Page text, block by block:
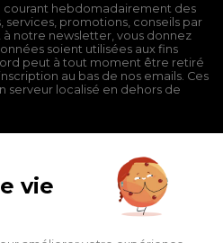
courant hebdomadairement des
services, promotions, conseils par
à notre newsletter, vous donnez
soient utilisées aux fins
peut à tout moment être retiré
au bas de nos emails. Ces
serveur localisé en dehors de